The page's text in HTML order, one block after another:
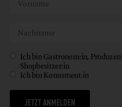
Ich bin Gastronom:in,
Shopbesitzer:in
Ich bin Konsument:in
JETZT ANMELDEN